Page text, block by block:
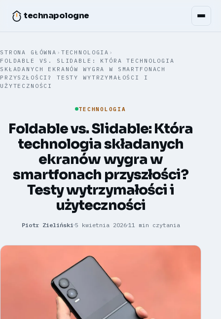
technapologne
STRONA GŁÓWNA › TECHNOLOGIA ›
FOLDABLE VS. SLIDABLE: KTÓRA TECHNOLOGIA
SKŁADANYCH EKRANÓW WYGRA W SMARTFONACH
PRZYSZŁOŚCI? TESTY WYTRZYMAŁOŚCI I
UŻYTECZNOŚCI
TECHNOLOGIA
Foldable vs. Slidable: Która
technologia składanych
ekranów wygra w
smartfonach przyszłości?
Testy wytrzymałości i
użyteczności
Piotr Zieliński 5 kwietnia 2026 11 min czytania